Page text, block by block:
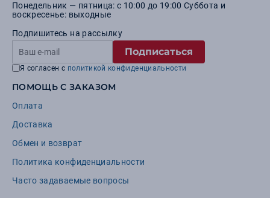
Понедельник — пятница: с 10:00 до 19:00 Суббота и
воскресенье: выходные
Подпишитесь на рассылку
Подписаться
Я согласен с политикой конфиденциальности
ПОМОЩЬ С ЗАКАЗОМ
Оплата
Доставка
Обмен и возврат
Политика конфиденциальности
Часто задаваемые вопросы